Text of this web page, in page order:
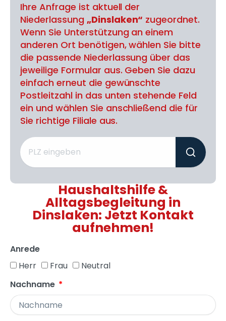
Ihre Anfrage ist aktuell der
Niederlassung „Dinslaken“ zugeordnet.
Wenn Sie Unterstützung an einem
anderen Ort benötigen, wählen Sie bitte
die passende Niederlassung über das
jeweilige Formular aus. Geben Sie dazu
einfach erneut die gewünschte
Postleitzahl in das unten stehende Feld
ein und wählen Sie anschließend die für
Sie richtige Filiale aus.
Haushaltshilfe &
Alltagsbegleitung in
Dinslaken: Jetzt Kontakt
aufnehmen!
Anrede
Herr
Frau
Neutral
Nachname